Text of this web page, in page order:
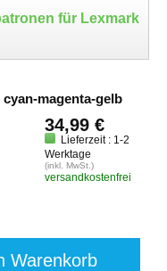
für Lexmark
Druckerpatrone NO 33 HC C-M-Y, cyan-magenta-gelb
34,99 €
Lieferzeit : 1-2
Werktage
(inkl. MwSt.)
versandkostenfrei
Warenkorb